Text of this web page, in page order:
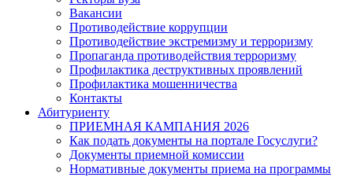
Вакансии
Противодействие коррупции
Противодействие экстремизму и терроризму
Пропаганда противодействия терроризму
Профилактика деструктивных проявлений
Профилактика мошенничества
Контакты
Абитуриенту
ПРИЕМНАЯ КАМПАНИЯ 2026
Как подать документы на портале Госуслуги?
Документы приемной комиссии
Нормативные документы приема на программы